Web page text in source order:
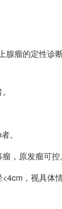
腺瘤的定性诊
。
，原发瘤可控。
，视具体